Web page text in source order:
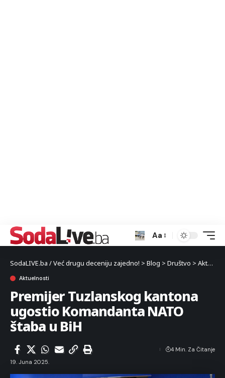
Aa
SodaLIVE.ba / Već drugu deceniju zajedno! > Blog > Društvo > Aktuelnosti
Aktuelnosti
Premijer Tuzlanskog kantona
ugostio Komandanta NATO
štaba u BiH
19. Juna 2025.
4 Min. Za Čitanje